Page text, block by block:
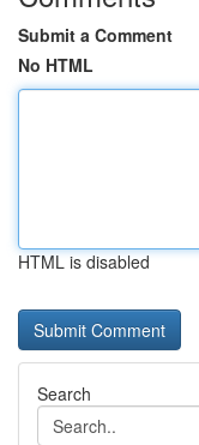
Submit a Comment
No HTML
HTML is disabled
Search